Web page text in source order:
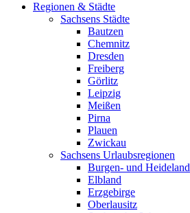
Regionen & Städte
Sachsens Städte
Bautzen
Chemnitz
Dresden
Freiberg
Görlitz
Leipzig
Meißen
Pirna
Plauen
Zwickau
Sachsens Urlaubsregionen
Burgen- und Heideland
Elbland
Erzgebirge
Oberlausitz